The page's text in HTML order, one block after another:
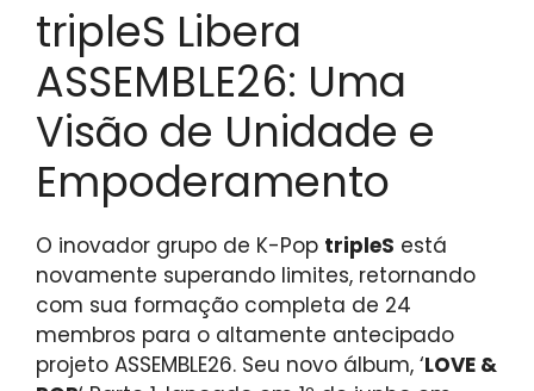
tripleS Libera
ASSEMBLE26: Uma
Visão de Unidade e
Empoderamento
O inovador grupo de K-Pop tripleS está
novamente superando limites, retornando
com sua formação completa de 24
membros para o altamente antecipado
projeto ASSEMBLE26. Seu novo álbum, ‘LOVE &